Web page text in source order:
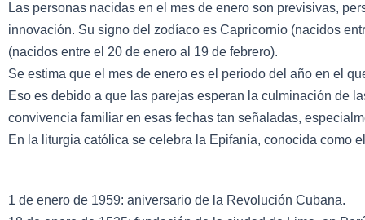
Las personas nacidas en el mes de enero son previsivas,
innovación. Su signo del zodíaco es Capricornio (nacidos
(nacidos entre el 20 de enero al 19 de febrero).
Se estima que el mes de enero es el periodo del año en el
Eso es debido a que las parejas esperan la culminación de
convivencia familiar en esas fechas tan señaladas,
En la liturgia católica se celebra la Epifanía, conocida como
1 de enero de 1959: aniversario de la Revolución Cubana.